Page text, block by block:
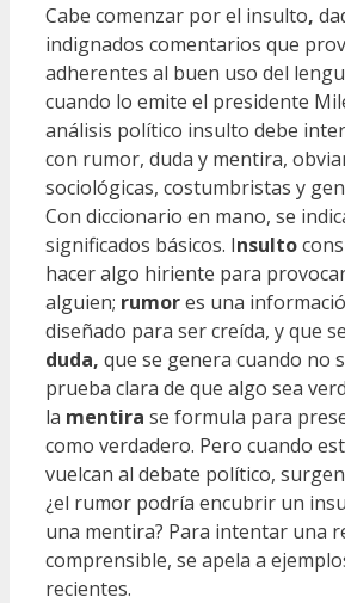
Cabe comenzar por el insulto,
indignados comentarios que
adherentes al buen uso del
cuando lo emite el presidente
análisis político insulto debe
con rumor, duda y mentira,
sociológicas, costumbristas y
Con diccionario en mano, se
significados básicos. Insulto
hacer algo hiriente para
alguien; rumores una
diseñado para ser creída, y que
duda, que se genera cuando no
prueba clara de que algo sea
la mentira se formula para
como verdadero. Pero cuando
vuelcan al debate político,
¿el rumor podría encubrir un
una mentira? Para intentar una
comprensible, se apela a
recientes.